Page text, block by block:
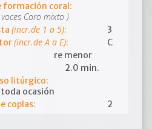
formación coral:
Coro mixto )
(incr.de 1 a 5):
3
(incr.de A a E):
C
re menor
2.0 min.
litúrgico:
toda ocasión
coplas:
2